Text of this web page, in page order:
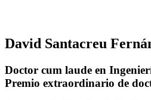
David Santacreu
Doctor cum laude en
Premio extraordinario de